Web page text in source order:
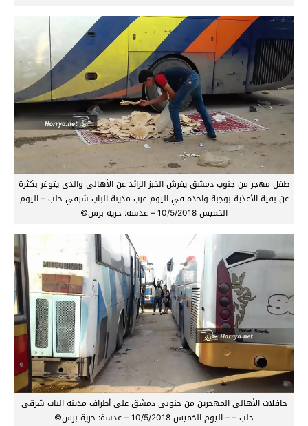
طفل مهجر من جنوب دمشق يفرش الخبز الزائد عن الأهالي والذي يتوفر بكثرة
عن بقية الأغذية بوجبة واحدة في اليوم قرب مدينة الباب شرقي حلب – اليوم
الخميس 10/5/2018 – عدسة: حرية برس©
حافلات الأهالي المهجرين من جنوبي دمشق على أطراف مدينة الباب شرقي
حلب – – اليوم الخميس 10/5/2018 – عدسة: حرية برس©